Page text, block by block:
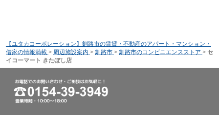
【ユタカコーポレーション】釧路市の賃貸・不動産のアパート・マンション・
借家の情報満載 > 周辺施設案内 > 釧路市 > 釧路市のコンビニエンスストア > セ
イコーマート きたぼし店